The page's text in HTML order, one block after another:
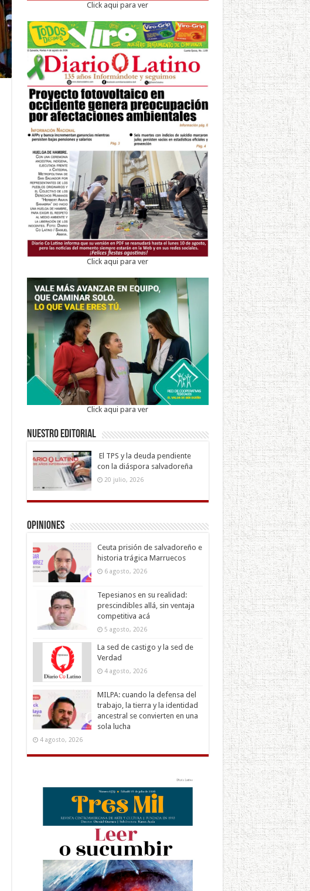
Click aqui para ver
Click aqui para ver
Click aqui para ver
Nuestro Editorial
El TPS y la deuda pendiente
con la diáspora salvadoreña
20 julio, 2026
Opiniones
Ceuta prisión de salvadoreño e
historia trágica Marruecos
6 agosto, 2026
Tepesianos en su realidad:
prescindibles allá, sin ventaja
competitiva acá
5 agosto, 2026
La sed de castigo y la sed de
Verdad
4 agosto, 2026
MILPA: cuando la defensa del
trabajo, la tierra y la identidad
ancestral se convierten en una
sola lucha
4 agosto, 2026